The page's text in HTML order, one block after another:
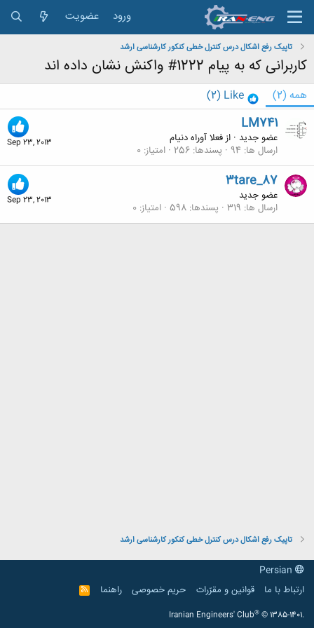
ورود عضویت
تاپیک رفع اشکال درس کنترل خطی کنکور کارشناسی ارشد
کاربرانی که به پیام 1222# واکنش نشان داده اند
همه (2)
Like
(2)
Sep 23, 2013
LM741
عضو جدید · ازفعلا آوراه دنیام
ارسال ها 94 پسندها 256 امتیاز 0
Sep 23, 2013
3tare_87
عضو جدید
ارسال ها 319 پسندها 598 امتیاز 0
تاپیک رفع اشکال درس کنترل خطی کنکور کارشناسی ارشد
ارتباط با ما
قوانین و مقرّرات حریم خصوصی راهنما
R
S
Iranian Engineers' Club® © 1385-1401.